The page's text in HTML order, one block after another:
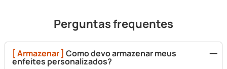
Perguntas frequentes
[ Armazenar ] Como devo armazenar meus
enfeites personalizados?